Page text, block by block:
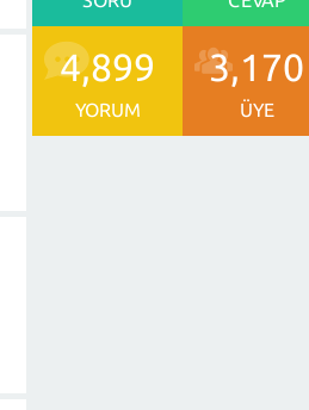
4,899
YORUM
3,170
ÜYE